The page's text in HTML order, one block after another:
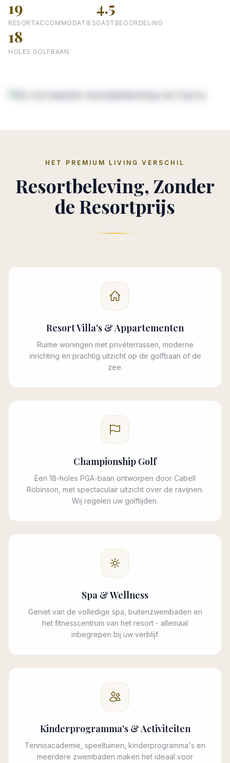
19
RESORTACCOMMODATIES
4.5
GASTBEOORDELING
18
HOLES GOLFBAAN
HET PREMIUM LIVING VERSCHIL
Resortbeleving, Zonder
de Resortprijs
Resort Villa's & Appartementen
Ruime woningen met privéterrassen, moderne
inrichting en prachtig uitzicht op de golfbaan of de
zee.
Championship Golf
Een 18-holes PGA-baan ontworpen door Cabell
Robinson, met spectaculair uitzicht over de ravijnen.
Wij regelen uw golftijden.
Spa & Wellness
Geniet van de volledige spa, buitenzwembaden en
het fitnesscentrum van het resort - allemaal
inbegrepen bij uw verblijf.
Kinderprogramma's & Activiteiten
Tennisacademie, speeltuinen, kinderprogramma's en
meerdere zwembaden maken het ideaal voor